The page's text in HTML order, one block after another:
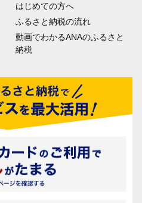
はじめての方へ
ふるさと納税の流れ
動画でわかるANAのふるさと
納税